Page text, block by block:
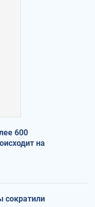
600
на
сократили